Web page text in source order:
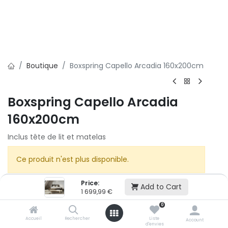
Price:
1 699,99 € Add to Cart
Accueil Rechercher
0
Liste
d'envies
Account
Boutique Boxspring Capello Arcadia 160x200cm
Boxspring Capello Arcadia
160x200cm
Inclus tête de lit et matelas
Ce produit n'est plus disponible.
Cet article n'est plus disponible.